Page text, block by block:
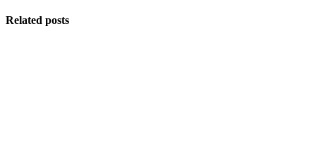
Related posts